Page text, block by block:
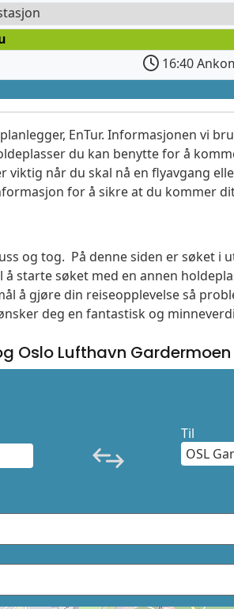
16:40
EnTur. Informasjonen vi
du kan benytte for å
når du skal nå en flyavgang
for å sikre at du kommer
og tog. På denne siden er søket i
starte søket med en annen
å gjøre din reiseopplevelse så
deg en fantastisk og
Oslo Lufthavn Gardermoen
Til